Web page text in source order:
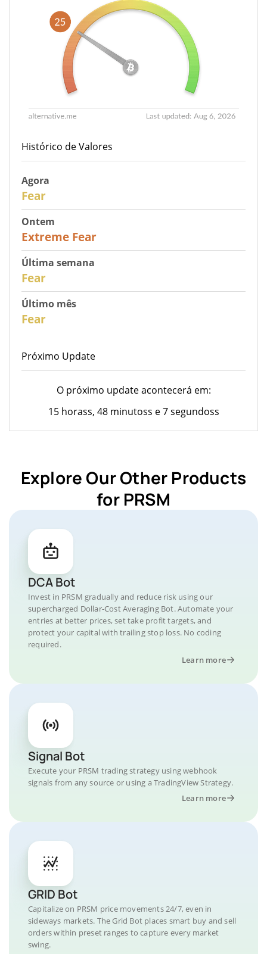
Histórico de Valores
Agora
Fear
Ontem
Extreme Fear
Última semana
Fear
Último mês
Fear
Próximo Update
O próximo update acontecerá em:
15 horass, 48 minutoss e 7 segundoss
Explore Our Other Products
for PRSM
DCA Bot
Invest in PRSM gradually and reduce risk using our
supercharged Dollar-Cost Averaging Bot. Automate your
entries at better prices, set take profit targets, and
protect your capital with trailing stop loss. No coding
required.
Learn more
Signal Bot
Execute your PRSM trading strategy using webhook
signals from any source or using a TradingView Strategy.
Learn more
GRID Bot
Capitalize on PRSM price movements 24/7, even in
sideways markets. The Grid Bot places smart buy and sell
orders within preset ranges to capture every market
swing.